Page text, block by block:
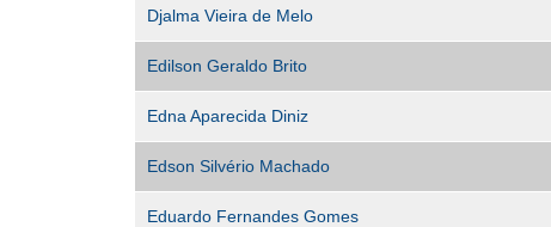
Djalma Vieira de Melo
Edilson Geraldo Brito
Edna Aparecida Diniz
Edson Silvério Machado
Eduardo Fernandes Gomes